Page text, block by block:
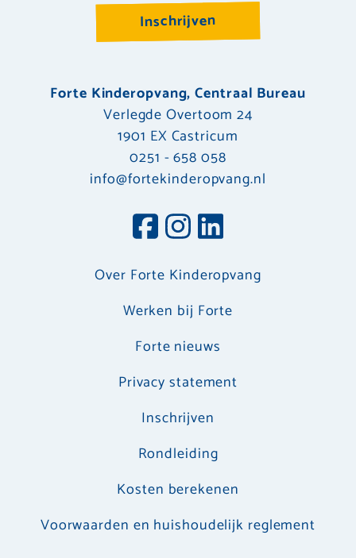
Inschrijven
Forte Kinderopvang, Centraal Bureau
Verlegde Overtoom 24
1901 EX Castricum
0251 - 658 058
info@fortekinderopvang.nl
Over Forte Kinderopvang
Werken bij Forte
Forte nieuws
Privacy statement
Inschrijven
Rondleiding
Kosten berekenen
Voorwaarden en huishoudelijk reglement